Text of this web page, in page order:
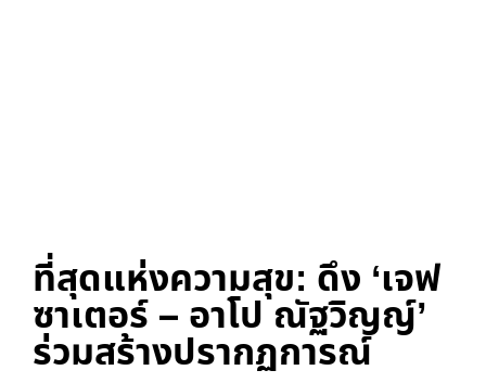
ที่สุดแห่งความสุข: ดึง ‘เจฟ
ซาเตอร์ – อาโป ณัฐวิญญ์’
ร่วมสร้างปรากฏการณ์